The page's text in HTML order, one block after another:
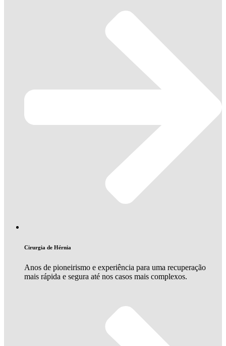
Cirurgia de Hérnia
Anos de pioneirismo e experiência para uma recuperação
mais rápida e segura até nos casos mais complexos.